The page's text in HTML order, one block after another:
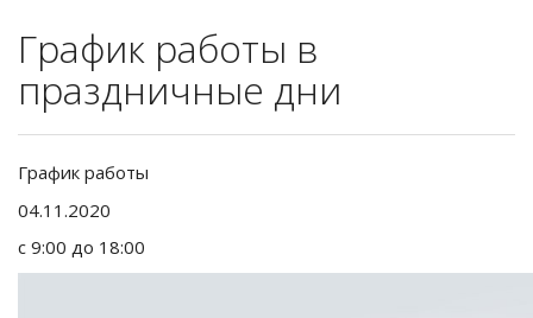
График работы в
праздничные дни
График работы
04.11.2020
с 9:00 до 18:00